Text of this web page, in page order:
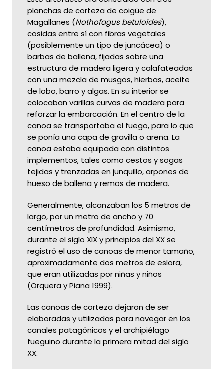
planchas de corteza de coigüe de
Magallanes (Nothofagus betuloides),
cosidas entre sí con fibras vegetales
(posiblemente un tipo de juncácea) o
barbas de ballena, fijadas sobre una
estructura de madera ligera y calafateadas
con una mezcla de musgos, hierbas, aceite
de lobo, barro y algas. En su interior se
colocaban varillas curvas de madera para
reforzar la embarcación. En el centro de la
canoa se transportaba el fuego, para lo que
se ponía una capa de gravilla o arena. La
canoa estaba equipada con distintos
implementos, tales como cestos y sogas
tejidas y trenzadas en junquillo, arpones de
hueso de ballena y remos de madera.
Generalmente, alcanzaban los 5 metros de
largo, por un metro de ancho y 70
centímetros de profundidad. Asimismo,
durante el siglo XIX y principios del XX se
registró el uso de canoas de menor tamaño,
aproximadamente dos metros de eslora,
que eran utilizadas por niñas y niños
(Orquera y Piana 1999).
Las canoas de corteza dejaron de ser
elaboradas y utilizadas para navegar en los
canales patagónicos y el archipiélago
fueguino durante la primera mitad del siglo
XX.